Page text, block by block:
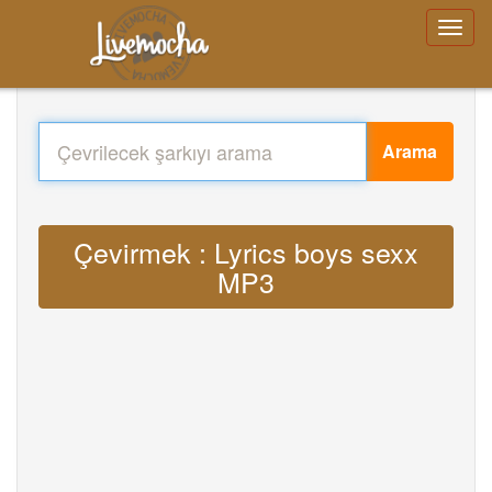
Arama
Çevirmek : Lyrics boys sexx
MP3